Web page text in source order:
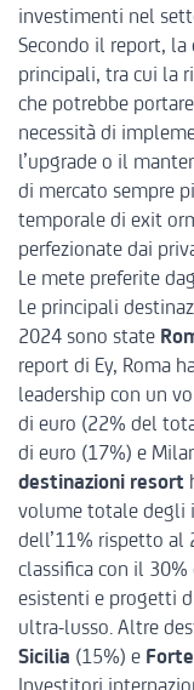
investimenti nel
Secondo il report, la
principali, tra cui la
che potrebbe
necessità di
l’upgrade o il
di mercato sempre
temporale di exit
perfezionate dai
Le mete preferite
Le principali
2024 sono state
report di Ey, Roma
leadership con un
di euro (22% del
di euro (17%) e
destinazioni resort
volume totale degli
dell’11% rispetto al
classifica con il
esistenti e progetti
ultra-lusso. Altre
Sicilia (15%) e
Investitori